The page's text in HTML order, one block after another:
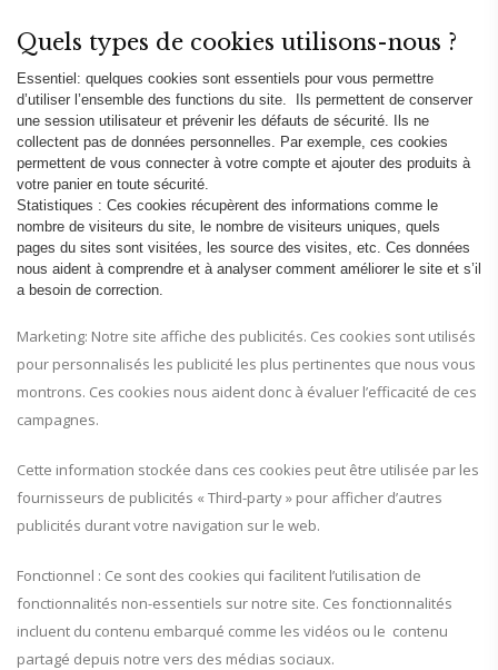
Quels types de cookies utilisons-nous ?
Essentiel: quelques cookies sont essentiels pour vous permettre
d’utiliser l’ensemble des functions du site. Ils permettent de conserver
une session utilisateur et prévenir les défauts de sécurité. Ils ne
collectent pas de données personnelles. Par exemple, ces cookies
permettent de vous connecter à votre compte et ajouter des produits à
votre panier en toute sécurité.
Statistiques : Ces cookies récupèrent des informations comme le
nombre de visiteurs du site, le nombre de visiteurs uniques, quels
pages du sites sont visitées, les source des visites, etc. Ces données
nous aident à comprendre et à analyser comment améliorer le site et s’il
a besoin de correction.
Marketing: Notre site affiche des publicités. Ces cookies sont utilisés
pour personnalisés les publicité les plus pertinentes que nous vous
montrons. Ces cookies nous aident donc à évaluer l’efficacité de ces
campagnes.
Cette information stockée dans ces cookies peut être utilisée par les
fournisseurs de publicités « Third-party » pour afficher d’autres
publicités durant votre navigation sur le web.
Fonctionnel : Ce sont des cookies qui facilitent l’utilisation de
fonctionnalités non-essentiels sur notre site. Ces fonctionnalités
incluent du contenu embarqué comme les vidéos ou le contenu
partagé depuis notre vers des médias sociaux.